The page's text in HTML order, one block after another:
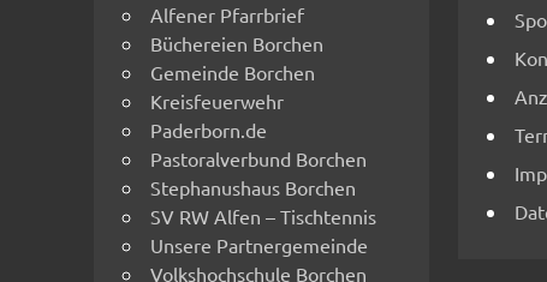
Alfener Pfarrbrief
Büchereien Borchen
Gemeinde Borchen
Kreisfeuerwehr
Paderborn.de
Pastoralverbund Borchen
Stephanushaus Borchen
SV RW Alfen – Tischtennis
Unsere Partnergemeinde
Volkshochschule Borchen